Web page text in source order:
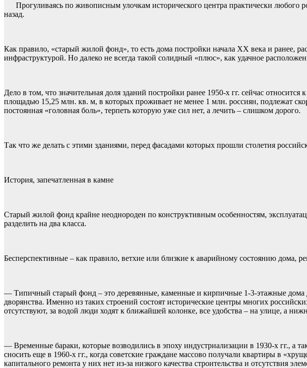
Прогуливаясь по живописным улочкам исторического центра практически любого
назад.
Как правило, «старый жилой фонд», то есть дома постройки начала XX века и ранее,
инфраструктурой. Но далеко не всегда такой солидный «плюс», как удачное
Дело в том, что значительная доля зданий постройки ранее 1950-х гг. сейчас
площадью 15,25 млн. кв. м, в которых проживает не менее 1 млн. россиян, подлежат
постоянная «головная боль», терпеть которую уже сил нет, а лечить – слишком дорого.
Так что же делать с этими зданиями, перед фасадами которых прошли столетия
История, запечатленная в камне
Старый жилой фонд крайне неоднороден по конструктивным особенностям,
разделить на два класса.
Бесперспективные – как правило, ветхие или близкие к аварийному состоянию дома,
— Типичный старый фонд – это деревянные, каменные и кирпичные 1-3-этажные
дворянства. Именно из таких строений состоят исторические центры многих
отсутствуют, за водой люди ходят к ближайшей колонке, все удобства – на улице, а
— Временные бараки, которые возводились в эпоху индустриализации в 1930-х гг., а
сносить еще в 1960-х гг., когда советские граждане массово получали квартиры в
капитального ремонта у них нет из-за низкого качества строительства и отсутствия